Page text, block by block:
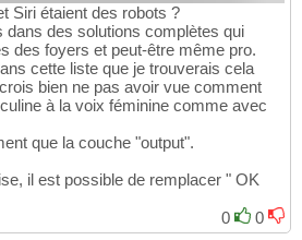
Siri étaient des robots ?
dans des solutions complètes qui
des foyers et peut-être même pro.
cette liste que je trouverais cela
bien ne pas avoir vue comment
à la voix féminine comme avec
que la couche "output".
il est possible de remplacer " OK
0
0